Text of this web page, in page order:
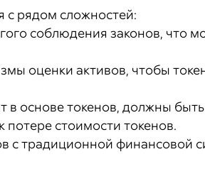
с рядом сложностей:
соблюдения законов, что
оценки активов, чтобы
в основе токенов, должны
стоимости токенов.
с традиционной финансовой